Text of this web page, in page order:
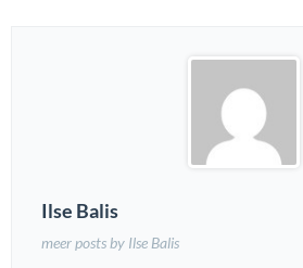
Ilse Balis
meer posts by Ilse Balis